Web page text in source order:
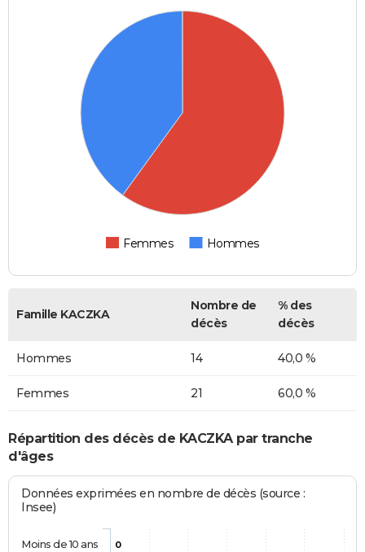
Femmes Hommes
Famille KACZKA
Nombre de
décès
% des
décès
Hommes 14 40,0 %
Femmes 21 60,0 %
Répartition des décès de KACZKA par tranche
d'âges
Données exprimées en nombre de décès (source :
Insee)
0
Moins de 10 ans